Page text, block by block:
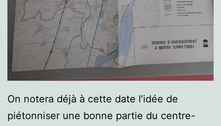
On notera déjà à cette date l’idée de
piétonniser une bonne partie du centre-